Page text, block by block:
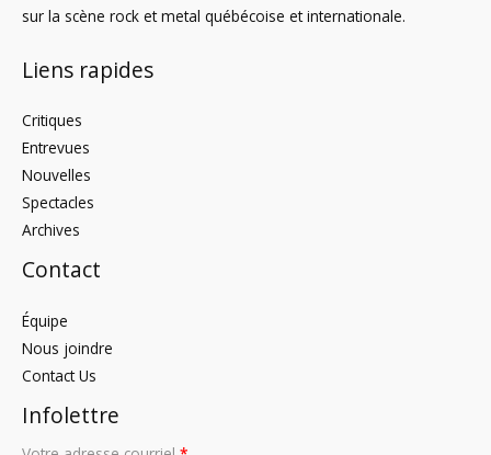
sur la scène rock et metal québécoise et internationale.
Liens rapides
Critiques
Entrevues
Nouvelles
Spectacles
Archives
Contact
Équipe
Nous joindre
Contact Us
Infolettre